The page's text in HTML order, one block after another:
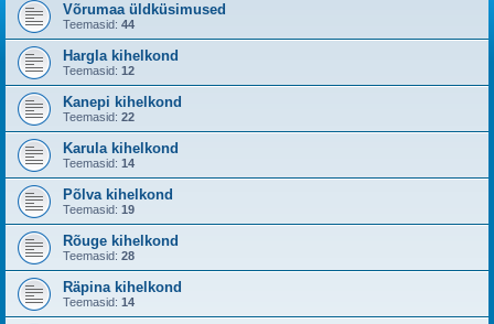
Võrumaa üldküsimused
Teemasid: 44
Hargla kihelkond
Teemasid: 12
Kanepi kihelkond
Teemasid: 22
Karula kihelkond
Teemasid: 14
Põlva kihelkond
Teemasid: 19
Rõuge kihelkond
Teemasid: 28
Räpina kihelkond
Teemasid: 14